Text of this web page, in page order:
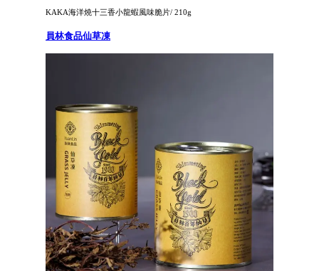
KAKA海洋燒十三香小龍蝦風味脆片/ 210g
員林食品仙草凍